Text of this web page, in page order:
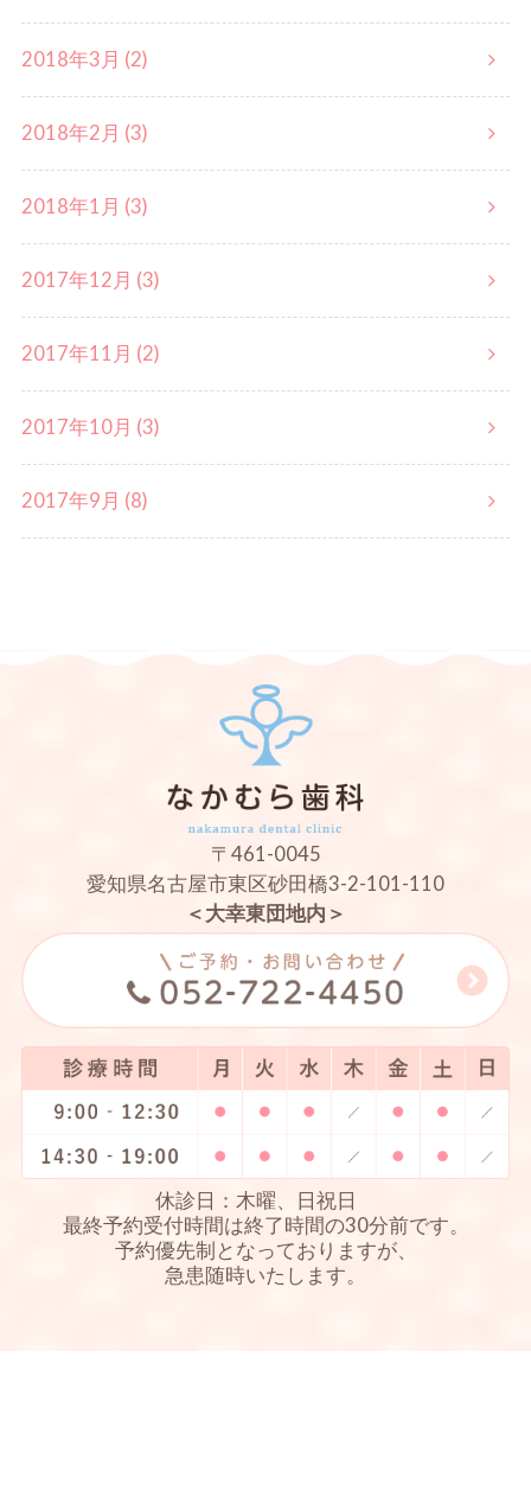
2018年3月 (2)
2018年2月 (3)
2018年1月 (3)
2017年12月 (3)
2017年11月 (2)
2017年10月 (3)
2017年9月 (8)
〒461-0045
愛知県名古屋市東区砂田橋3-2-101-110
＜大幸東団地内＞
休診日：木曜、日祝日
最終予約受付時間は終了時間の30分前です。
予約優先制となっておりますが、
急患随時いたします。